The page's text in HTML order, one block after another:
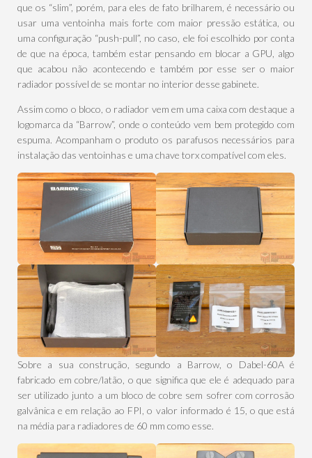
que os “slim”, porém, para eles de fato brilharem, é necessário ou
usar uma ventoinha mais forte com maior pressão estática, ou
uma configuração “push-pull”, no caso, ele foi escolhido por conta
de que na época, também estar pensando em blocar a GPU, algo
que acabou não acontecendo e também por esse ser o maior
radiador possível de se montar no interior desse gabinete.
Assim como o bloco, o radiador vem em uma caixa com destaque a
logomarca da “Barrow”, onde o conteúdo vem bem protegido com
espuma. Acompanham o produto os parafusos necessários para
instalação das ventoinhas e uma chave torx compatível com eles.
Sobre a sua construção, segundo a Barrow, o Dabel-60A é
fabricado em cobre/latão, o que significa que ele é adequado para
ser utilizado junto a um bloco de cobre sem sofrer com corrosão
galvânica e em relação ao FPI, o valor informado é 15, o que está
na média para radiadores de 60 mm como esse.